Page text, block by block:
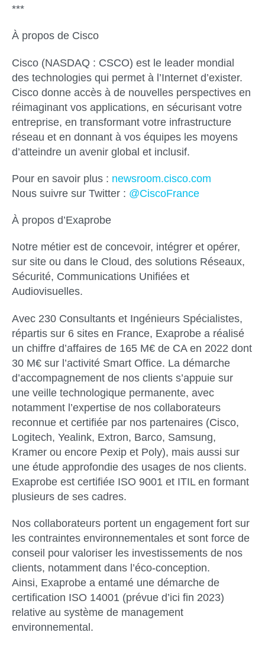
***
À propos de Cisco
Cisco (NASDAQ : CSCO) est le leader mondial
des technologies qui permet à l’Internet d’exister.
Cisco donne accès à de nouvelles perspectives en
réimaginant vos applications, en sécurisant votre
entreprise, en transformant votre infrastructure
réseau et en donnant à vos équipes les moyens
d’atteindre un avenir global et inclusif.
Pour en savoir plus : newsroom.cisco.com
Nous suivre sur Twitter : @CiscoFrance
À propos d’Exaprobe
Notre métier est de concevoir, intégrer et opérer,
sur site ou dans le Cloud, des solutions Réseaux,
Sécurité, Communications Unifiées et
Audiovisuelles.
Avec 230 Consultants et Ingénieurs Spécialistes,
répartis sur 6 sites en France, Exaprobe a réalisé
un chiffre d’affaires de 165 M€ de CA en 2022 dont
30 M€ sur l’activité Smart Office. La démarche
d’accompagnement de nos clients s’appuie sur
une veille technologique permanente, avec
notamment l’expertise de nos collaborateurs
reconnue et certifiée par nos partenaires (Cisco,
Logitech, Yealink, Extron, Barco, Samsung,
Kramer ou encore Pexip et Poly), mais aussi sur
une étude approfondie des usages de nos clients.
Exaprobe est certifiée ISO 9001 et ITIL en formant
plusieurs de ses cadres.
Nos collaborateurs portent un engagement fort sur
les contraintes environnementales et sont force de
conseil pour valoriser les investissements de nos
clients, notamment dans l’éco-conception.
Ainsi, Exaprobe a entamé une démarche de
certification ISO 14001 (prévue d’ici fin 2023)
relative au système de management
environnemental.